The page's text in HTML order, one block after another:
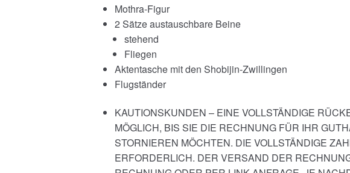
Mothra-Figur
2 Sätze austauschbare Beine
stehend
Fliegen
Aktentasche mit den Shobijin-Zwillingen
Flugständer
KAUTIONSKUNDEN – EINE VOLLSTÄNDIGE
MÖGLICH, BIS SIE DIE RECHNUNG FÜR IHR
STORNIEREN MÖCHTEN. DIE VOLLSTÄNDIGE
ERFORDERLICH. DER VERSAND DER